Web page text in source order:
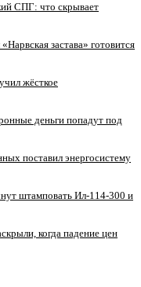
СПГ: что скрывает
застава» готовится
жёсткое
деньги попадут под
поставил энергосистему
штамповать Ил‑114‑300 и
когда падение цен